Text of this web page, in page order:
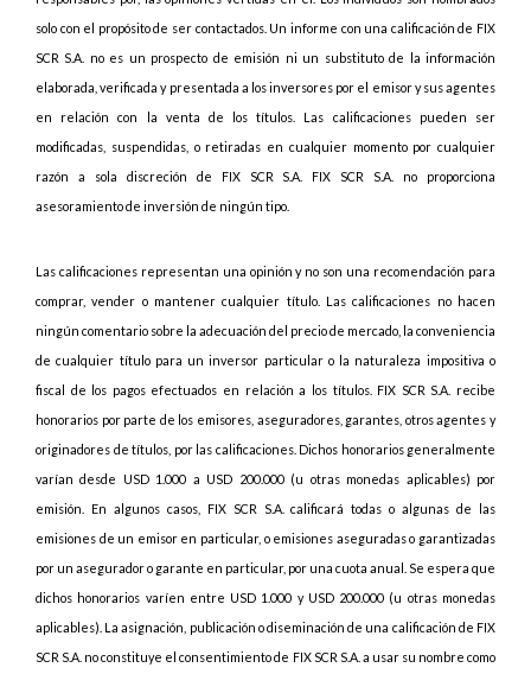
solo con el propósito de ser contactados. Un informe con una calificación de FIX
SCR S.A. no es un prospecto de emisión ni un substituto de la información
elaborada, verificada y presentada a los inversores por el emisor y sus agentes
en relación con la venta de los títulos. Las calificaciones pueden ser
modificadas, suspendidas, o retiradas en cualquier momento por cualquier
razón a sola discreción de FIX SCR S.A. FIX SCR S.A. no proporciona
asesoramiento de inversión de ningún tipo.
Las calificaciones representan una opinión y no son una recomendación para
comprar, vender o mantener cualquier título. Las calificaciones no hacen
ningún comentario sobre la adecuación del precio de mercado, la conveniencia
de cualquier título para un inversor particular o la naturaleza impositiva o
fiscal de los pagos efectuados en relación a los títulos. FIX SCR S.A. recibe
honorarios por parte de los emisores, aseguradores, garantes, otros agentes y
originadores de títulos, por las calificaciones. Dichos honorarios generalmente
varían desde USD 1.000 a USD 200.000 (u otras monedas aplicables) por
emisión. En algunos casos, FIX SCR S.A. calificará todas o algunas de las
emisiones de un emisor en particular, o emisiones aseguradas o garantizadas
por un asegurador o garante en particular, por una cuota anual. Se espera que
dichos honorarios varíen entre USD 1.000 y USD 200.000 (u otras monedas
aplicables). La asignación, publicación o diseminación de una calificación de FIX
SCR S.A. no constituye el consentimiento de FIX SCR S.A. a usar su nombre como